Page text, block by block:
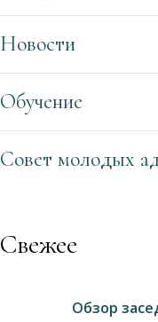
Новости
Обучение
Совет молодых
Свежее
Обзор